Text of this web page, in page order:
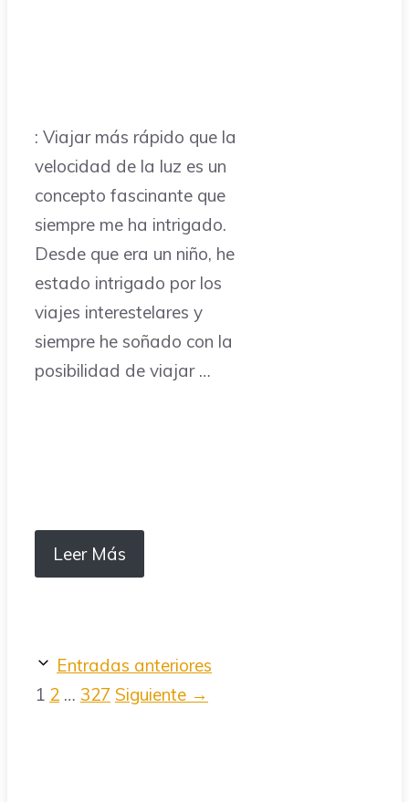
: Viajar más rápido que la
velocidad de la luz es un
concepto fascinante que
siempre me ha intrigado.
Desde que era un niño, he
estado intrigado por los
viajes interestelares y
siempre he soñado con la
posibilidad de viajar …
Leer Más
Entradas anteriores
Página
1 Página
2 … Página
327 Siguiente →